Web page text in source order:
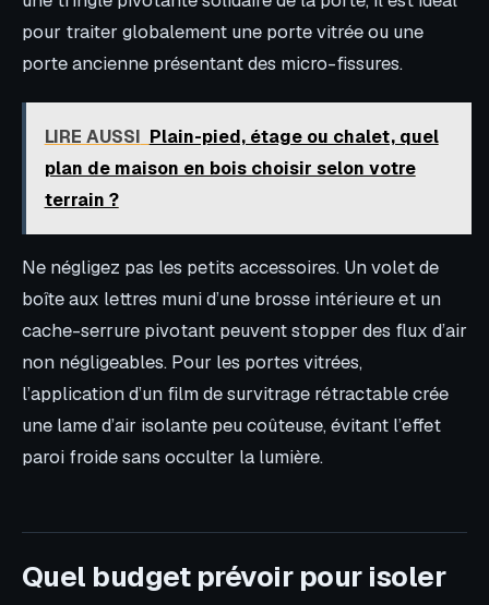
pour traiter globalement une porte vitrée ou une
porte ancienne présentant des micro-fissures.
LIRE AUSSI Plain-pied, étage ou chalet, quel
plan de maison en bois choisir selon votre
terrain ?
Ne négligez pas les petits accessoires. Un volet de
boîte aux lettres muni d’une brosse intérieure et un
cache-serrure pivotant peuvent stopper des flux d’air
non négligeables. Pour les portes vitrées,
l’application d’un film de survitrage rétractable crée
une lame d’air isolante peu coûteuse, évitant l’effet
paroi froide sans occulter la lumière.
Quel budget prévoir pour isoler